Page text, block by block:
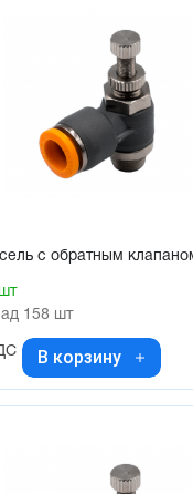
с обратным
158 шт
В корзину